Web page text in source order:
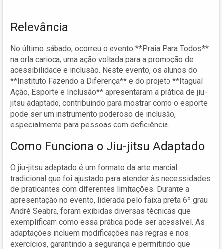
Relevância
No último sábado, ocorreu o evento **Praia Para Todos**
na orla carioca, uma ação voltada para a promoção de
acessibilidade e inclusão. Neste evento, os alunos do
**Instituto Fazendo a Diferença** e do projeto **Itaguaí
Ação, Esporte e Inclusão** apresentaram a prática de jiu-
jitsu adaptado, contribuindo para mostrar como o esporte
pode ser um instrumento poderoso de inclusão,
especialmente para pessoas com deficiência.
Como Funciona o Jiu-jitsu Adaptado
O jiu-jitsu adaptado é um formato da arte marcial
tradicional que foi ajustado para atender às necessidades
de praticantes com diferentes limitações. Durante a
apresentação no evento, liderada pelo faixa preta 6º grau
André Seabra, foram exibidas diversas técnicas que
exemplificam como essa prática pode ser acessível. As
adaptações incluem modificações nas regras e nos
exercícios, garantindo a segurança e permitindo que